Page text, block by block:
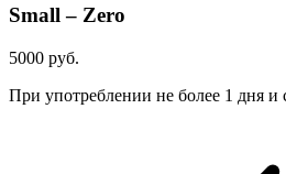
Small – Zero
5000 руб.
При употреблении не более 1 дня и